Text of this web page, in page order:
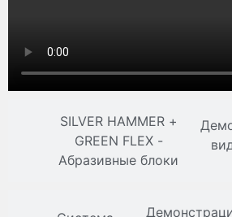
SILVER HAMMER +
GREEN FLEX -
Абразивные блоки